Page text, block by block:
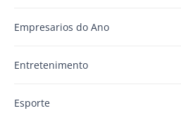
Empresarios do Ano
Entretenimento
Esporte